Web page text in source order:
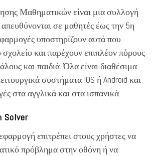
Μαθηματικών είναι μια συλλογή
σε μαθητές έως την 5η
υποστηρίζουν αυτά που
σχολείο και παρέχουν επιπλέον πόρους
και παιδιά. Όλα είναι διαθέσιμα
συστήματα IOS ή Android και
στα αγγλικά και στα ισπανικά.
Solver
επιτρέπει στους χρήστες να
πρόβλημα στην οθόνη ή να